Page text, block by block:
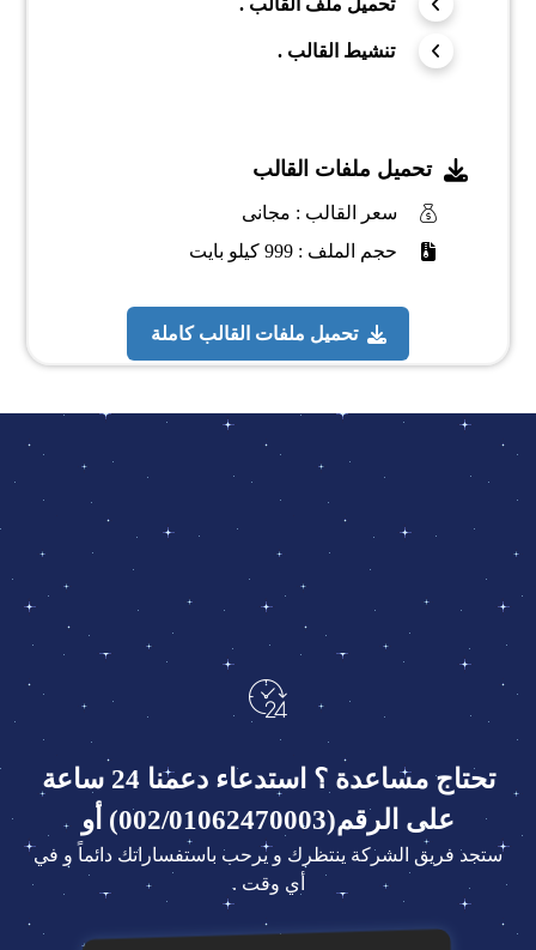
تحميل ملف القالب .
تنشيط القالب .
تحميل ملفات القالب
سعر القالب : مجانى
حجم الملف : 999 كيلو بايت
تحميل ملفات القالب كاملة
تحتاج مساعدة ؟ استدعاء دعمنا 24 ساعة
على الرقم(002/01062470003) أو
ستجد فريق الشركة ينتظرك و يرحب باستفساراتك دائماً و في
أي وقت .